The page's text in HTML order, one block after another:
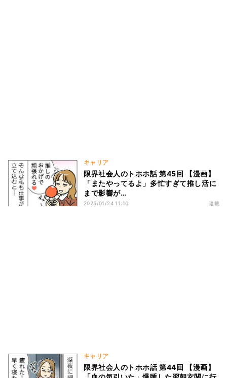
キャリア
限界社会人のトホホ話 第45回 【漫画】
「またやってるよ」多忙すぎて推し活に
まで影響が…
2025/01/24 11:10 連載
キャリア
限界社会人のトホホ話 第44回 【漫画】